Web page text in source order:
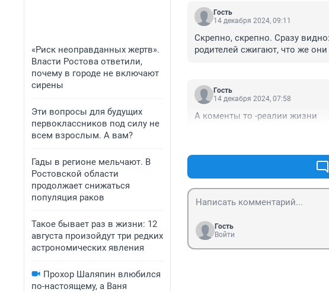
«Риск неоправданных жертв».
Власти Ростова ответили,
почему в городе не включают
сирены
Эти вопросы для будущих
первоклассников под силу не
всем взрослым. А вам?
Гады в регионе мельчают. В
Ростовской области
продолжает снижаться
популяция раков
Такое бывает раз в жизни: 12
августа произойдут три редких
астрономических явления
Прохор Шаляпин влюбился
по-настоящему, а Ваня
Гость
14 декабря 2024, 09:11
Скрепно, скрепно. Сразу
родителей сжигают, что же
Гость
14 декабря 2024, 07:58
А коменты то -реалии жизни
Гость
Войти